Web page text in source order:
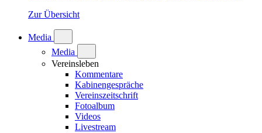
Zur Übersicht
Media
Media
Vereinsleben
Kommentare
Kabinengespräche
Vereinszeitschrift
Fotoalbum
Videos
Livestream